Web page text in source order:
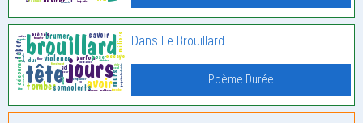
Dans Le Brouillard
Poème Durée